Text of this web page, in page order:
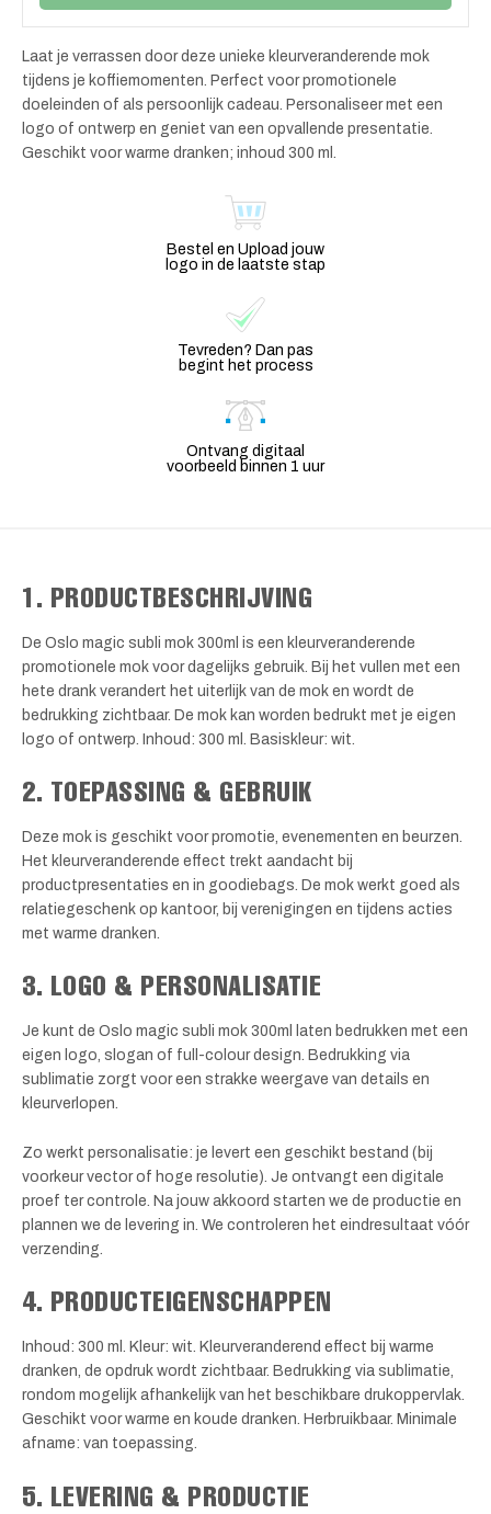
Laat je verrassen door deze unieke kleurveranderende mok
tijdens je koffiemomenten. Perfect voor promotionele
doeleinden of als persoonlijk cadeau. Personaliseer met een
logo of ontwerp en geniet van een opvallende presentatie.
Geschikt voor warme dranken; inhoud 300 ml.
Bestel en Upload jouw
logo in de laatste stap
Tevreden? Dan pas
begint het process
Ontvang digitaal
voorbeeld binnen 1 uur
1. PRODUCTBESCHRIJVING
De Oslo magic subli mok 300ml is een kleurveranderende
promotionele mok voor dagelijks gebruik. Bij het vullen met een
hete drank verandert het uiterlijk van de mok en wordt de
bedrukking zichtbaar. De mok kan worden bedrukt met je eigen
logo of ontwerp. Inhoud: 300 ml. Basiskleur: wit.
2. TOEPASSING & GEBRUIK
Deze mok is geschikt voor promotie, evenementen en beurzen.
Het kleurveranderende effect trekt aandacht bij
productpresentaties en in goodiebags. De mok werkt goed als
relatiegeschenk op kantoor, bij verenigingen en tijdens acties
met warme dranken.
3. LOGO & PERSONALISATIE
Je kunt de Oslo magic subli mok 300ml laten bedrukken met een
eigen logo, slogan of full-colour design. Bedrukking via
sublimatie zorgt voor een strakke weergave van details en
kleurverlopen.
Zo werkt personalisatie: je levert een geschikt bestand (bij
voorkeur vector of hoge resolutie). Je ontvangt een digitale
proef ter controle. Na jouw akkoord starten we de productie en
plannen we de levering in. We controleren het eindresultaat vóór
verzending.
4. PRODUCTEIGENSCHAPPEN
Inhoud: 300 ml. Kleur: wit. Kleurveranderend effect bij warme
dranken, de opdruk wordt zichtbaar. Bedrukking via sublimatie,
rondom mogelijk afhankelijk van het beschikbare drukoppervlak.
Geschikt voor warme en koude dranken. Herbruikbaar. Minimale
afname: van toepassing.
5. LEVERING & PRODUCTIE